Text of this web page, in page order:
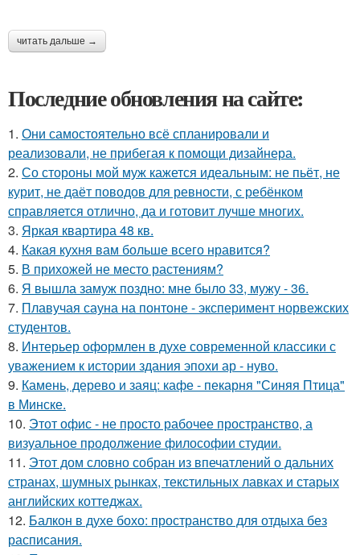
читать дальше →
Последние обновления на сайте:
1. Они самостоятельно всё спланировали и
реализовали, не прибегая к помощи дизайнера.
2. Со стороны мой муж кажется идеальным: не пьёт, не
курит, не даёт поводов для ревности, с ребёнком
справляется отлично, да и готовит лучше многих.
3. Яркая квартира 48 кв.
4. Какая кухня вам больше всего нравится?
5. В прихожей не место растениям?
6. Я вышла замуж поздно: мне было 33, мужу - 36.
7. Плавучая сауна на понтоне - эксперимент норвежских
студентов.
8. Интерьер оформлен в духе современной классики с
уважением к истории здания эпохи ар - нуво.
9. Камень, дерево и заяц: кафе - пекарня "Синяя Птица"
в Минске.
10. Этот офис - не просто рабочее пространство, а
визуальное продолжение философии студии.
11. Этот дом словно собран из впечатлений о дальних
странах, шумных рынках, текстильных лавках и старых
английских коттеджах.
12. Балкон в духе бохо: пространство для отдыха без
расписания.